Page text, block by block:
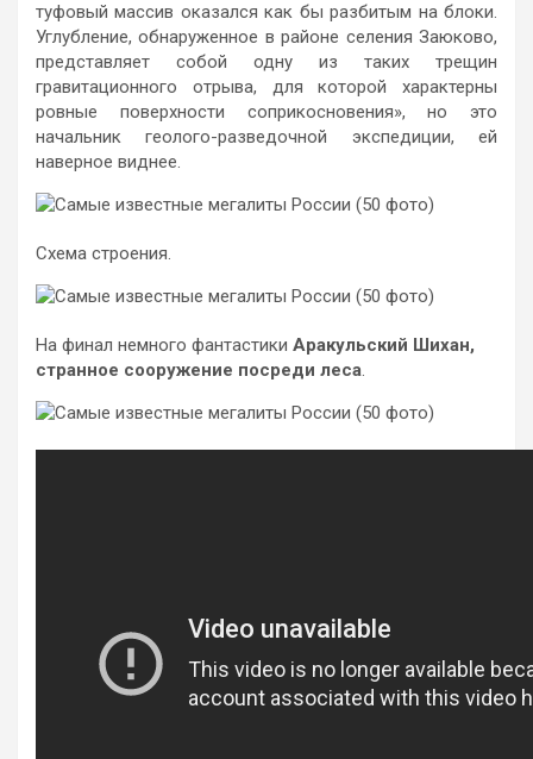
туфовый массив оказался как бы разбитым на блоки.
Углубление, обнаруженное в районе селения Заюково,
представляет собой одну из таких трещин
гравитационного отрыва, для которой характерны
ровные поверхности соприкосновения», но это
начальник геолого-разведочной экспедиции, ей
наверное виднее.
Схема строения.
На финал немного фантастики Аракульский Шихан,
странное сооружение посреди леса.